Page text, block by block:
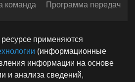
команда Программа передач
применяются
(информационные
информации на основе
и анализа сведений,